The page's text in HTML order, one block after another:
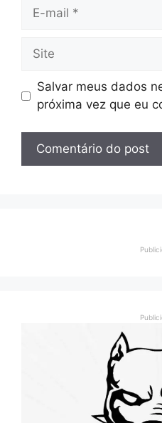
Site
Salvar meus dados
próxima vez que eu